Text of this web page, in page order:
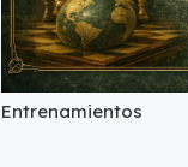
Entrenamientos